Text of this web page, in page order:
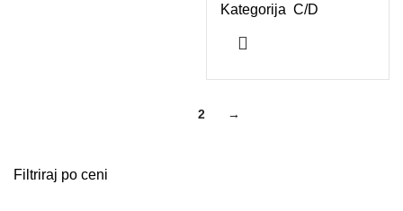
Filtriraj po ceni
Kategorija C/D
2 →